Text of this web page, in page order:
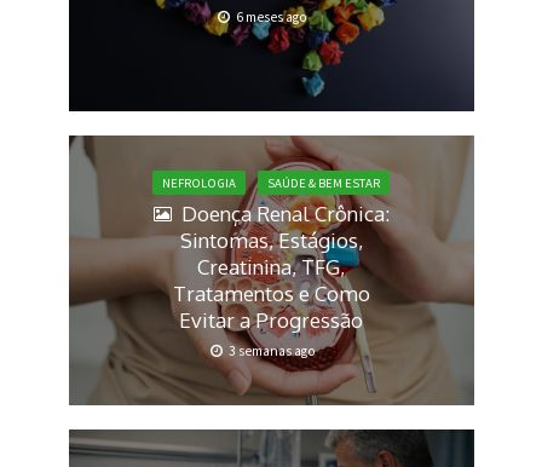
6 meses ago
NEFROLOGIA SAÚDE & BEM ESTAR
Doença Renal Crônica:
Sintomas, Estágios,
Creatinina, TFG,
Tratamentos e Como
Evitar a Progressão
3 semanas ago